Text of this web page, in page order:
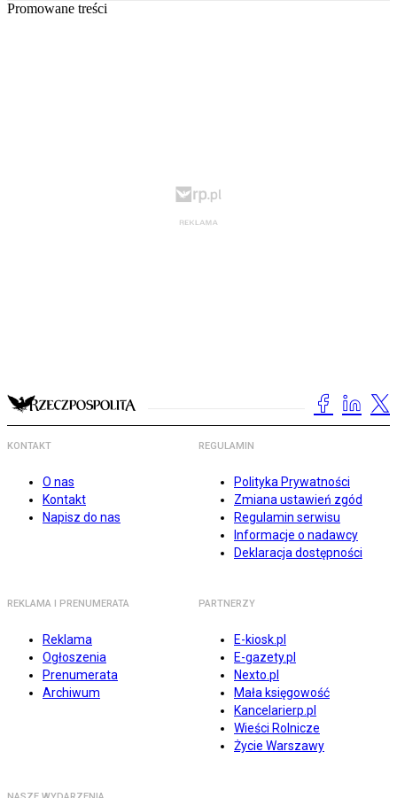
Promowane treści
KONTAKT
O nas
Kontakt
Napisz do nas
REGULAMIN
Polityka Prywatności
Zmiana ustawień zgód
Regulamin serwisu
Informacje o nadawcy
Deklaracja dostępności
REKLAMA I PRENUMERATA
Reklama
Ogłoszenia
Prenumerata
Archiwum
PARTNERZY
E-kiosk.pl
E-gazety.pl
Nexto.pl
Mała księgowość
Kancelarierp.pl
Wieści Rolnicze
Życie Warszawy